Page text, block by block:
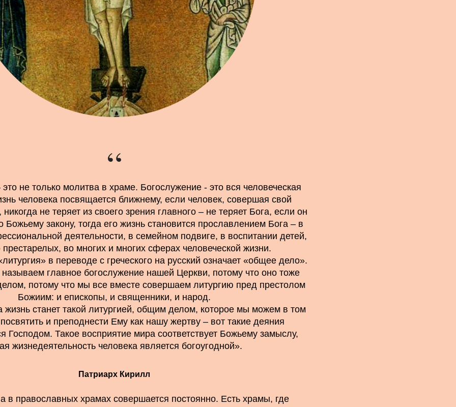
“
не только молитва в храме. Богослужение - это вся человеческая
человека посвящается ближнему, если человек, совершая свой
не теряет из своего зрения главного – не теряет Бога, если он
Божьему закону, тогда его жизнь становится прославлением Бога – в
деятельности, в семейном подвиге, в воспитании детей,
престарелых, во многих и многих сферах человеческой жизни.
в переводе с греческого на русский означает «общее дело».
главное богослужение нашей Церкви, потому что оно тоже
потому что мы все вместе совершаем литургию пред престолом
Божиим: и епископы, и священники, и народ.
жизнь станет такой литургией, общим делом, которое мы можем в том
и преподнести Ему как нашу жертву – вот такие деяния
Господом. Такое восприятие мира соответствует Божьему замыслу,
жизнедеятельность человека является богоугодной».
Патриарх Кирилл
в православных храмах совершается постоянно. Есть храмы, где